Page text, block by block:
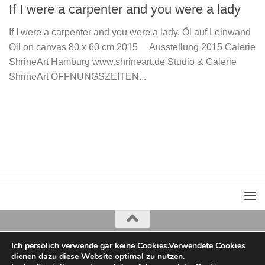
If I were a carpenter and you were a lady
If I were a carpenter and you were a lady. Öl auf Leinwand
Oil on canvas 80 x 60 cm 2015 Ausstellung 2015 Galerie
ShrineArt Hamburg www.shrineart.de Studio & Galerie
ShrineArt ÖFFNUNGSZEITEN...
Iris Greiner
copyright 2022
Ich persölich verwende gar keine Cookies.Verwendete Cookies
dienen dazu diese Website optimal zu nutzen.